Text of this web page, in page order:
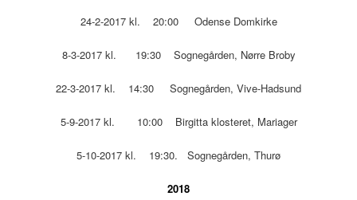
24-2-2017 kl. 20:00 Odense Domkirke
8-3-2017 kl. 19:30 Sognegården, Nørre Broby
22-3-2017 kl. 14:30 Sognegården, Vive-Hadsund
5-9-2017 kl. 10:00 Birgitta klosteret, Mariager
5-10-2017 kl. 19:30. Sognegården, Thurø
2018